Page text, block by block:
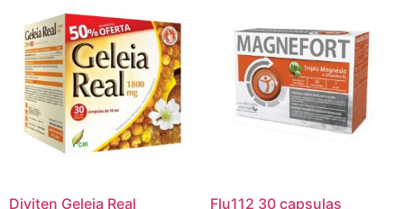
Diviten Geleia Real Flu112 30 capsulas